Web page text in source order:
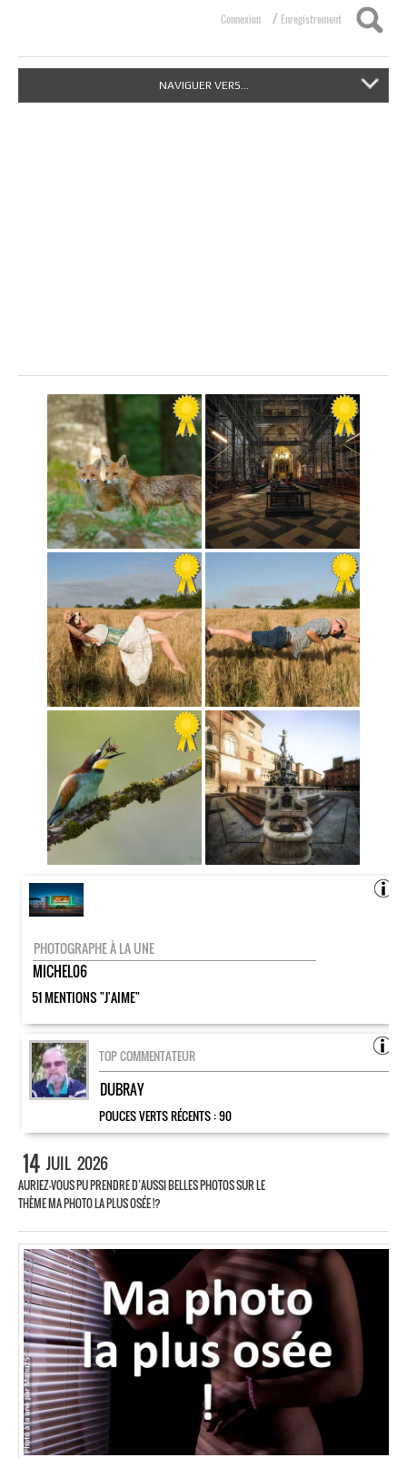
Connexion / Enregistrement
NAVIGUER VERS...
PHOTOGRAPHE À LA UNE
MICHEL06
51 MENTIONS "J'AIME"
TOP COMMENTATEUR
DUBRAY
POUCES VERTS RÉCENTS :90
14 JUIL 2026
AURIEZ-VOUS PU PRENDRE D’AUSSI BELLES PHOTOS SUR LE
THÈME MA PHOTO LA PLUS OSÉE !?